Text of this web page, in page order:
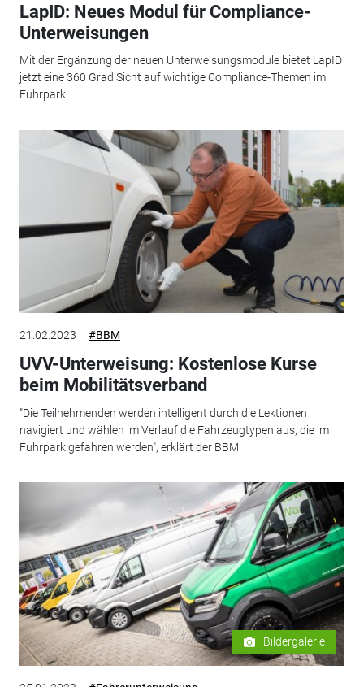
LapID: Neues Modul für Compliance-
Unterweisungen
Mit der Ergänzung der neuen Unterweisungsmodule bietet LapID
jetzt eine 360 Grad Sicht auf wichtige Compliance-Themen im
Fuhrpark.
21.02.2023 #BBM
UVV-Unterweisung: Kostenlose Kurse
beim Mobilitätsverband
"Die Teilnehmenden werden intelligent durch die Lektionen
navigiert und wählen im Verlauf die Fahrzeugtypen aus, die im
Fuhrpark gefahren werden", erklärt der BBM.
Bildergalerie